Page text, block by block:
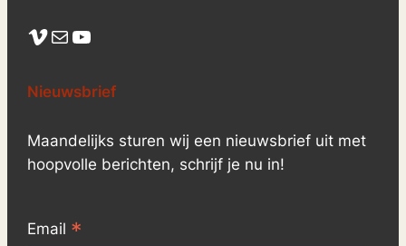
Vimeo Mail YouTube
Nieuwsbrief
Maandelijks sturen wij een nieuwsbrief uit met
hoopvolle berichten, schrijf je nu in!
Email *